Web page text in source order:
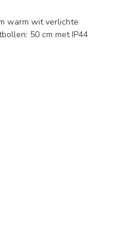
warm wit verlichte
50 cm met IP44